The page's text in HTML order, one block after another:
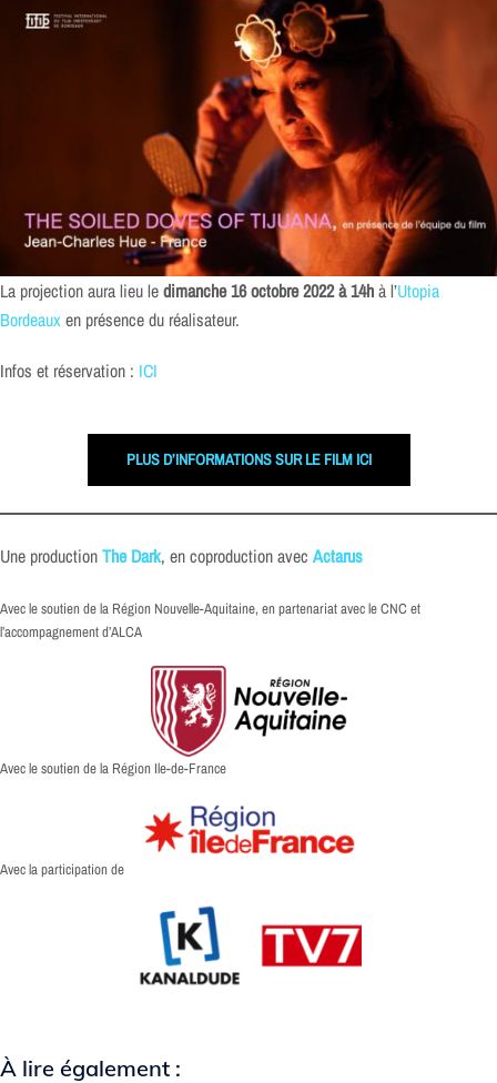
La projection aura lieu ledimanche 16 octobre 2022 à 14hà l’Utopia
Bordeauxen présence du réalisateur.
Infos et réservation : ICI
PLUS D’INFORMATIONS SUR LE FILM ICI
Une productionThe Dark, en coproduction avec Actarus
Avec le soutien de la Région Nouvelle-Aquitaine, en partenariat avec le CNC et
l’accompagnement d’ALCA
Avec le soutien de la Région Ile-de-France
Avec la participation de
À lire également :